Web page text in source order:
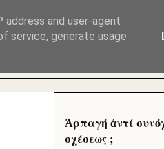
Ἁρπαγή ἀντί
σχέσεως ;
and user-agent
service, generate usage